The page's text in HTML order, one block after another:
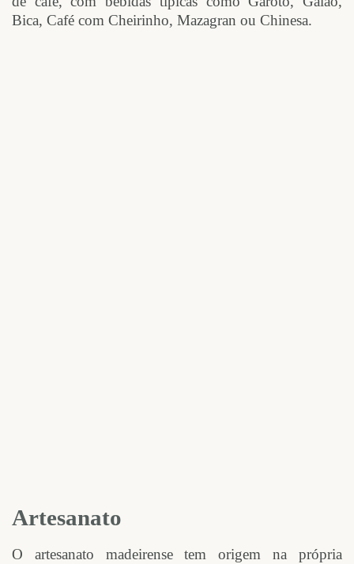
Bica, Café com Cheirinho, Mazagran ou Chinesa.
Artesanato
O artesanato madeirense tem origem na própria